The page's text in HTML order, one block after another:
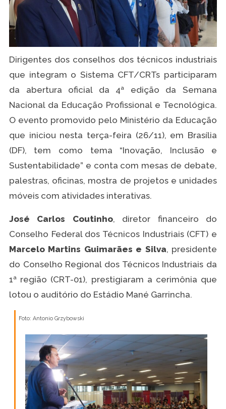
Dirigentes dos conselhos dos técnicos industriais
que integram o Sistema CFT/CRTs participaram
da abertura oficial da 4ª edição da Semana
Nacional da Educação Profissional e Tecnológica.
O evento promovido pelo Ministério da Educação
que iniciou nesta terça-feira (26/11), em Brasília
(DF), tem como tema “Inovação, Inclusão e
Sustentabilidade” e conta com mesas de debate,
palestras, oficinas, mostra de projetos e unidades
móveis com atividades interativas.
José Carlos Coutinho, diretor financeiro do
Conselho Federal dos Técnicos Industriais (CFT) e
Marcelo Martins Guimarães e Silva, presidente
do Conselho Regional dos Técnicos Industriais da
1ª região (CRT-01), prestigiaram a cerimônia que
lotou o auditório do Estádio Mané Garrincha.
Foto: Antonio Grzybowski